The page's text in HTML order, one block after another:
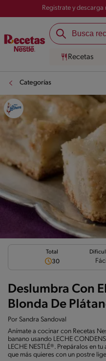
Registrate y
Recetas
Categorías
Total
30
Deslumbra Con
Blonda De
Por Sandra Sandoval
Anímate a cocinar con Recetas
banano usando LECHE
LECHE NESTLÉ®. Prepáralos en
que más quieres con un postre